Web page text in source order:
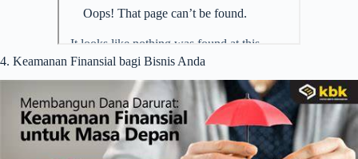
4. Keamanan Finansial bagi Bisnis Anda